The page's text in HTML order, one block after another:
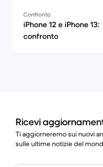
Confronto
iPhone 12 e iPhone 13:
confronto
Ricevi
Ti aggiorneremo sui nuovi
sulle ultime notizie del